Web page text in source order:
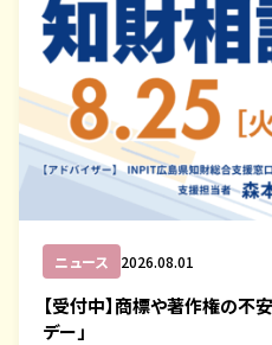
ニュース 2026.08.01
【受付中】商標や著作権の不
デー」